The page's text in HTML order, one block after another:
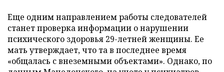
Еще одним направлением работы следователей
станет проверка информации о нарушении
психического здоровья 29-летней женщины. Ее
мать утверждает, что та в последнее время
«общалась с внеземными объектами». Однако, по